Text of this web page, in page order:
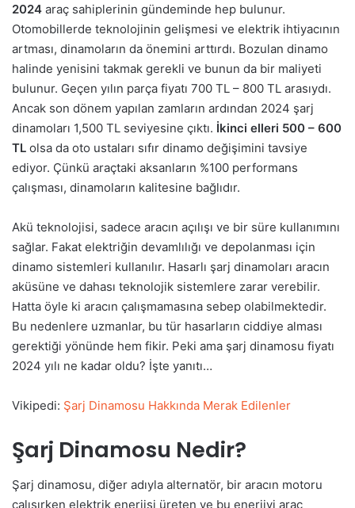
2024 araç sahiplerinin gündeminde hep bulunur.
Otomobillerde teknolojinin gelişmesi ve elektrik ihtiyacının
artması, dinamoların da önemini arttırdı. Bozulan dinamo
halinde yenisini takmak gerekli ve bunun da bir maliyeti
bulunur. Geçen yılın parça fiyatı 700 TL – 800 TL arasıydı.
Ancak son dönem yapılan zamların ardından 2024 şarj
dinamoları 1,500 TL seviyesine çıktı. İkinci elleri 500 – 600
TL olsa da oto ustaları sıfır dinamo değişimini tavsiye
ediyor. Çünkü araçtaki aksanların %100 performans
çalışması, dinamoların kalitesine bağlıdır.
Akü teknolojisi, sadece aracın açılışı ve bir süre kullanımını
sağlar. Fakat elektriğin devamlılığı ve depolanması için
dinamo sistemleri kullanılır. Hasarlı şarj dinamoları aracın
aküsüne ve dahası teknolojik sistemlere zarar verebilir.
Hatta öyle ki aracın çalışmamasına sebep olabilmektedir.
Bu nedenlere uzmanlar, bu tür hasarların ciddiye alması
gerektiği yönünde hem fikir. Peki ama şarj dinamosu fiyatı
2024 yılı ne kadar oldu? İşte yanıtı…
Vikipedi: Şarj Dinamosu Hakkında Merak Edilenler
Şarj Dinamosu Nedir?
Şarj dinamosu, diğer adıyla alternatör, bir aracın motoru
çalışırken elektrik enerjisi üreten ve bu enerjiyi araç